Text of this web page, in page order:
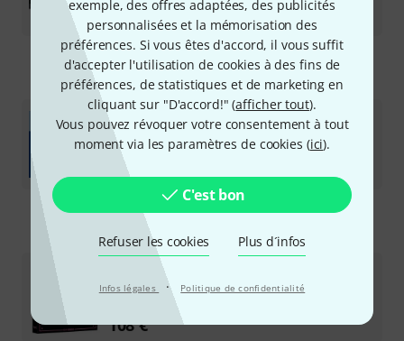
exemple, des offres adaptées, des publicités
personnalisées et la mémorisation des
préférences. Si vous êtes d'accord, il vous suffit
d'accepter l'utilisation de cookies à des fins de
préférences, de statistiques et de marketing en
cliquant sur "D'accord!" (afficher tout).
Vous pouvez révoquer votre consentement à tout
moment via les paramètres de cookies (ici).
C'est bon
Refuser les cookies Plus d´infos
Infos légales · Politique de confidentialité
291 €
Bitwig
BitwigStudio Essentials Upgrade Plan
Updates & Upgrades
Licence de téléchargement
38 €
BOOM Library
BOOM Library
BOOM Library
Licence de téléchargement
108 €